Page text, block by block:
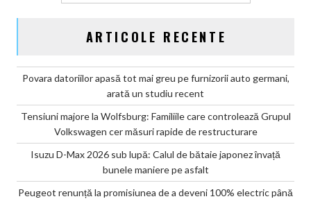
ARTICOLE RECENTE
Povara datoriilor apasă tot mai greu pe furnizorii auto germani,
arată un studiu recent
Tensiuni majore la Wolfsburg: Familiile care controlează Grupul
Volkswagen cer măsuri rapide de restructurare
Isuzu D-Max 2026 sub lupă: Calul de bătaie japonez învață
bunele maniere pe asfalt
Peugeot renunță la promisiunea de a deveni 100% electric până